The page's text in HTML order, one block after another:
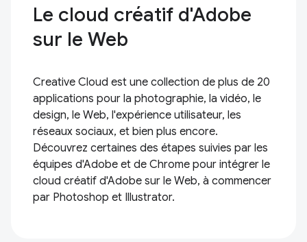
Le cloud créatif d'Adobe
sur le Web
Creative Cloud est une collection de plus de 20
applications pour la photographie, la vidéo, le
design, le Web, l'expérience utilisateur, les
réseaux sociaux, et bien plus encore.
Découvrez certaines des étapes suivies par les
équipes d'Adobe et de Chrome pour intégrer le
cloud créatif d'Adobe sur le Web, à commencer
par Photoshop et Illustrator.